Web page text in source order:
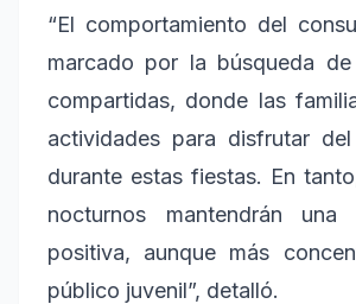
“El comportamiento del
marcado por la búsqueda de
compartidas, donde las
actividades para disfrutar
durante estas fiestas. En
nocturnos mantendrán una
positiva, aunque más
público juvenil”, detalló.